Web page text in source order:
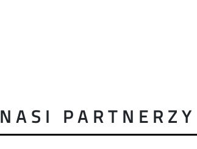
NASI PARTNERZY